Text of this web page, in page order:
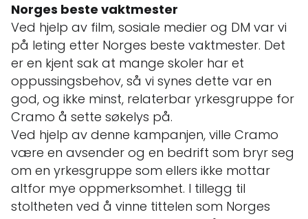
Norges beste vaktmester
Ved hjelp av film, sosiale medier og DM var vi
på leting etter Norges beste vaktmester. Det
er en kjent sak at mange skoler har et
oppussingsbehov, så vi synes dette var en
god, og ikke minst, relaterbar yrkesgruppe for
Cramo å sette søkelys på.
Ved hjelp av denne kampanjen, ville Cramo
være en avsender og en bedrift som bryr seg
om en yrkesgruppe som ellers ikke mottar
altfor mye oppmerksomhet. I tillegg til
stoltheten ved å vinne tittelen som Norges